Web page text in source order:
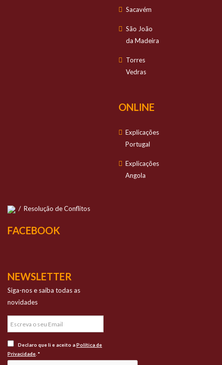
Sacavém
São João
da Madeira
Torres
Vedras
ONLINE
Explicações
Portugal
Explicações
Angola
/ Resolução de Conflitos
FACEBOOK
NEWSLETTER
Siga-nos e saiba todas as
novidades
Declaro que li e aceito aPolítica de
Privacidade . *